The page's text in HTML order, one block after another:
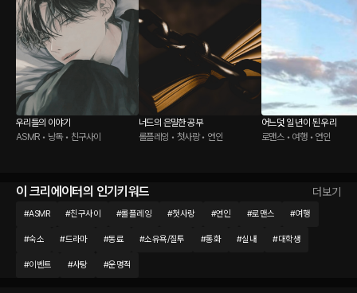
우리들의 이야기
ASMR • 낭독 • 친구사이
너드의 은밀한 공부
롤플레잉 • 첫사랑 • 연인
어느덧 일 년이 된 우리
로맨스 • 여행 • 연인
이 크리에이터의 인기키워드 더보기
#ASMR #친구사이 #롤플레잉 #첫사랑 #연인 #로맨스 #여행
#숙소 #드라마 #동료 #소유욕/질투 #통화 #실내 #대학생
#이벤트 #사탕 #운명적